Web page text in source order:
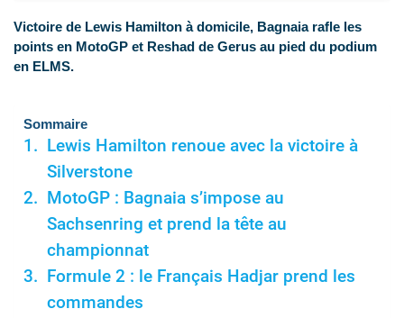
Victoire de Lewis Hamilton à domicile, Bagnaia rafle les
points en MotoGP et Reshad de Gerus au pied du podium
en ELMS.
Sommaire
Lewis Hamilton renoue avec la victoire à
Silverstone
MotoGP : Bagnaia s’impose au
Sachsenring et prend la tête au
championnat
Formule 2 : le Français Hadjar prend les
commandes